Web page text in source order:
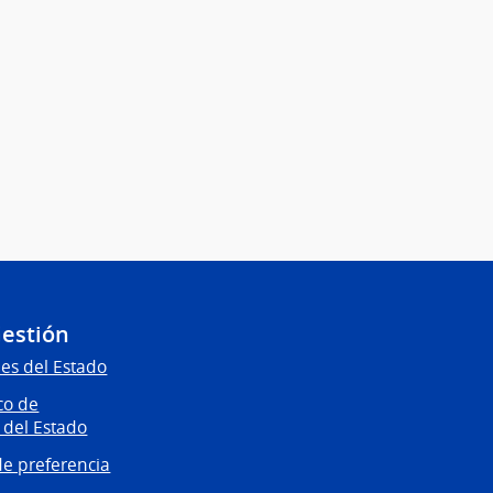
del Estado
de
Estado
preferencia